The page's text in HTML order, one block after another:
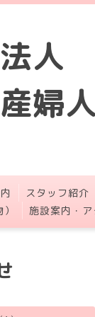
人
婦
スタッフ紹介
施設案内・